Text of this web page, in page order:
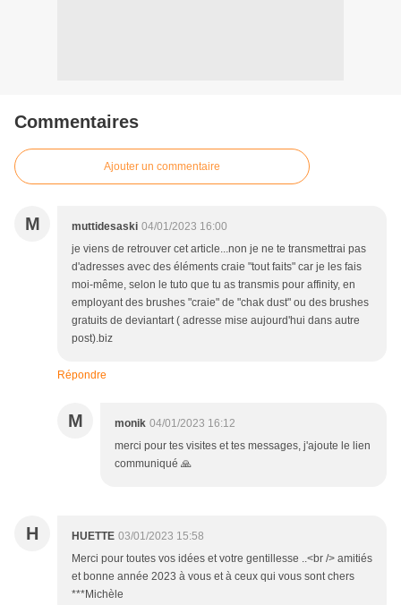
Commentaires
Ajouter un commentaire
M muttidesaski 04/01/2023 16:00
je viens de retrouver cet article...non je ne te transmettrai pas
d'adresses avec des éléments craie "tout faits" car je les fais
moi-même, selon le tuto que tu as transmis pour affinity, en
employant des brushes "craie" de "chak dust" ou des brushes
gratuits de deviantart ( adresse mise aujourd'hui dans autre
post).biz
Répondre
M monik 04/01/2023 16:12
merci pour tes visites et tes messages, j'ajoute le lien
communiqué 🙏
H HUETTE 03/01/2023 15:58
Merci pour toutes vos idées et votre gentillesse ..<br /> amitiés
et bonne année 2023 à vous et à ceux qui vous sont chers
***Michèle